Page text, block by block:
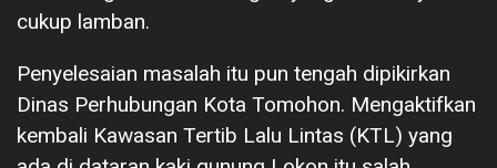
cukup lamban.
Penyelesaian masalah itu pun tengah dipikirkan
Dinas Perhubungan Kota Tomohon. Mengaktifkan
kembali Kawasan Tertib Lalu Lintas (KTL) yang